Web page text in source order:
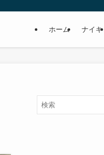
ホーム ナイキ